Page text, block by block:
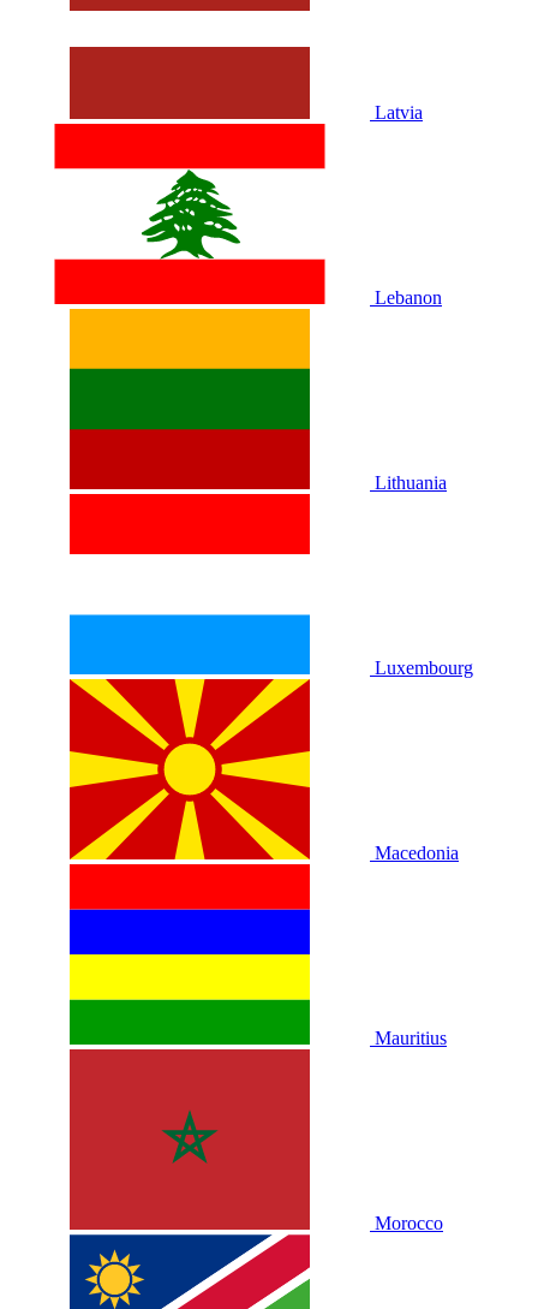
Latvia
Lebanon
Lithuania
Luxembourg
Macedonia
Mauritius
Morocco